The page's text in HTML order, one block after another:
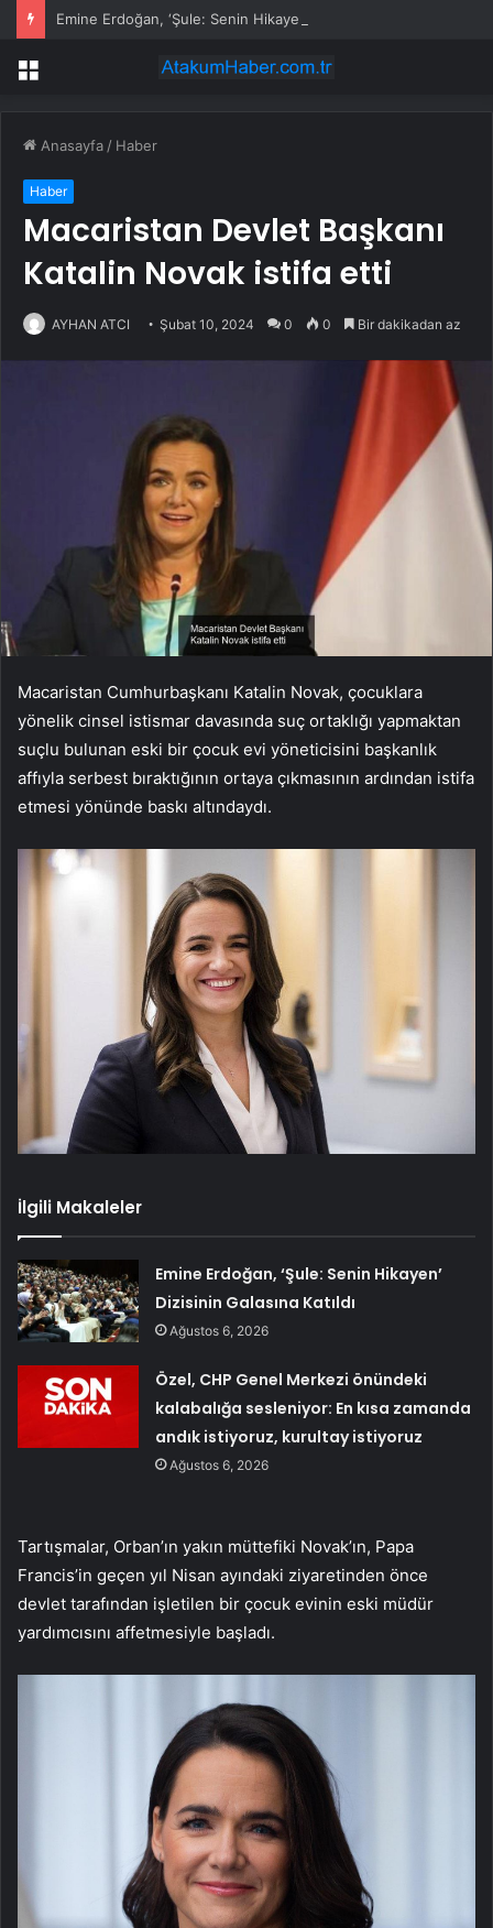
Menü
Anasayfa / Haber
Haber
Macaristan Devlet Başkanı
Katalin Novak istifa etti
AYHAN ATCI Şubat 10, 2024 0 0 Bir dakikadan az
Macaristan Cumhurbaşkanı Katalin Novak, çocuklara
yönelik cinsel istismar davasında suç ortaklığı yapmaktan
suçlu bulunan eski bir çocuk evi yöneticisini başkanlık
affıyla serbest bıraktığının ortaya çıkmasının ardından istifa
etmesi yönünde baskı altındaydı.
İlgili Makaleler
Emine Erdoğan, ‘Şule: Senin Hikayen’
Dizisinin Galasına Katıldı
Ağustos 6, 2026
Özel, CHP Genel Merkezi önündeki
kalabalığa sesleniyor: En kısa zamanda
andık istiyoruz, kurultay istiyoruz
Ağustos 6, 2026
Tartışmalar, Orban’ın yakın müttefiki Novak’ın, Papa
Francis’in geçen yıl Nisan ayındaki ziyaretinden önce
devlet tarafından işletilen bir çocuk evinin eski müdür
yardımcısını affetmesiyle başladı.